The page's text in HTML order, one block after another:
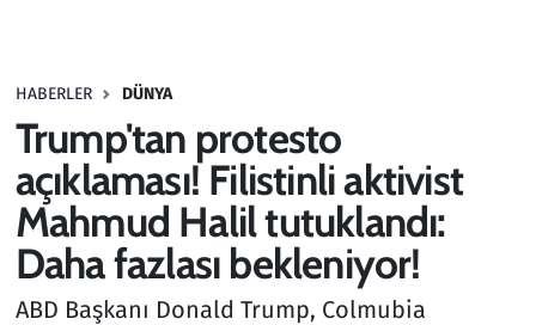
HABERLER DÜNYA
Trump'tan protesto
açıklaması! Filistinli aktivist
Mahmud Halil tutuklandı:
Daha fazlası bekleniyor!
ABD Başkanı Donald Trump, Colmubia
Haber
Kültür Sanat
Kurumsal Haberler
Lezzet Durağı